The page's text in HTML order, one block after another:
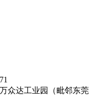
众达工业园（毗邻东莞